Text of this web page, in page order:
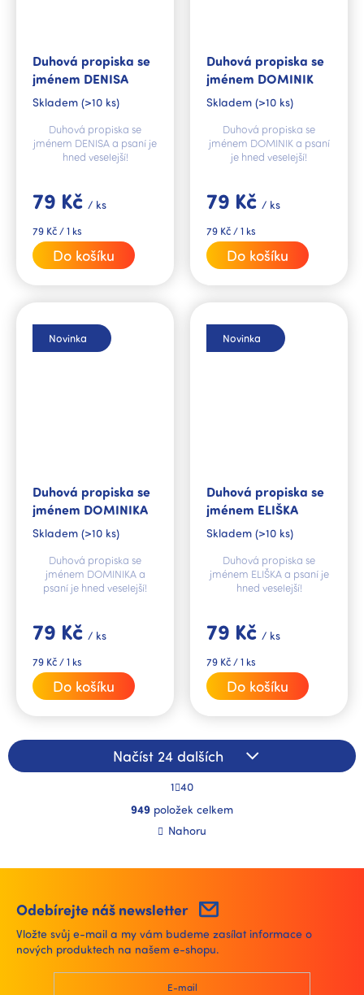
Duhová propiska se
jménem DENISA
Skladem (>10 ks)
79 Kč / ks
Měrná
cena:
79 Kč / 1 ks
Do košíku
Duhová propiska se
jménem DENISA a psaní je
hned veselejší!
Duhová propiska se
jménem DOMINIK
Skladem (>10 ks)
79 Kč / ks
Měrná
cena:
79 Kč / 1 ks
Do košíku
Duhová propiska se
jménem DOMINIK a psaní
je hned veselejší!
Novinka
Duhová propiska se
jménem DOMINIKA
Skladem (>10 ks)
79 Kč / ks
Měrná
cena:
79 Kč / 1 ks
Do košíku
Duhová propiska se
jménem DOMINIKA a
psaní je hned veselejší!
Novinka
Duhová propiska se
jménem ELIŠKA
Skladem (>10 ks)
79 Kč / ks
Měrná
cena:
79 Kč / 1 ks
Do košíku
Duhová propiska se
jménem ELIŠKA a psaní je
hned veselejší!
v
l
í
p
r
v
k
y
Načíst 24 dalších
S
t
r
á
n
í
1 40
949 položek celkem
Nahoru
Odebírejte náš newsletter
Vložte svůj e-mail a my vám budeme zasílat informace o
nových produktech na našem e-shopu.
E-mail